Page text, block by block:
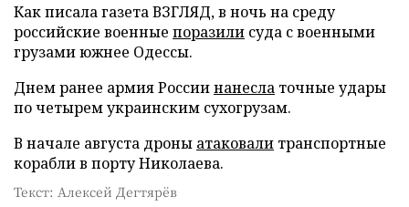
Как писала газета ВЗГЛЯД, в ночь на среду
российские военные поразили суда с военными
грузами южнее Одессы.
Днем ранее армия Россиинанесла точные удары
по четырем украинским сухогрузам.
В начале августа дроны атаковали транспортные
корабли в порту Николаева.
Текст: Алексей Дегтярёв